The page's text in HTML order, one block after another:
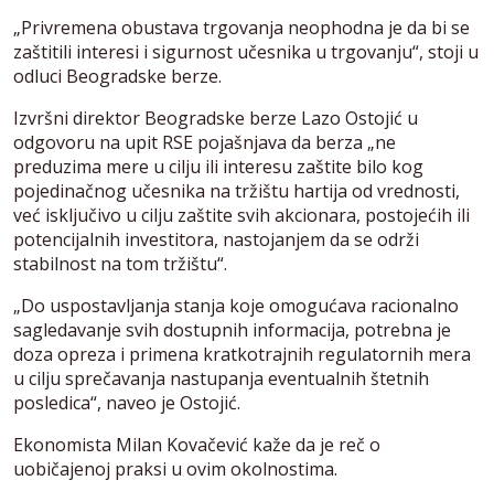
„Privremena obustava trgovanja neophodna je da bi se
zaštitili interesi i sigurnost učesnika u trgovanju“, stoji u
odluci Beogradske berze.
Izvršni direktor Beogradske berze Lazo Ostojić u
odgovoru na upit RSE pojašnjava da berza „ne
preduzima mere u cilju ili interesu zaštite bilo kog
pojedinačnog učesnika na tržištu hartija od vrednosti,
već isključivo u cilju zaštite svih akcionara, postojećih ili
potencijalnih investitora, nastojanjem da se održi
stabilnost na tom tržištu“.
„Do uspostavljanja stanja koje omogućava racionalno
sagledavanje svih dostupnih informacija, potrebna je
doza opreza i primena kratkotrajnih regulatornih mera
u cilju sprečavanja nastupanja eventualnih štetnih
posledica“, naveo je Ostojić.
Ekonomista Milan Kovačević kaže da je reč o
uobičajenoj praksi u ovim okolnostima.